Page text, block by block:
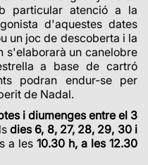
particular atenció a la
d'aquestes dates
un joc de descoberta i la
s'elaborarà un canelobre
a base de cartró
podran endur-se per
de Nadal.
i diumenges entre el 3
dies 6, 8, 27, 28, 29, 30 i
a les 10.30 h, a les 12.30